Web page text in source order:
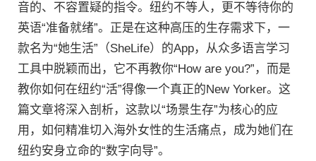
音的、不容置疑的指令。纽约不等人，更不等待你的
英语“准备就绪”。正是在这种高压的生存需求下，一
款名为“她生活”（SheLife）的App，从众多语言学习
工具中脱颖而出，它不再教你“How are you?”，而是
教你如何在纽约“活”得像一个真正的New Yorker。这
篇文章将深入剖析，这款以“场景生存”为核心的应
用，如何精准切入海外女性的生活痛点，成为她们在
纽约安身立命的“数字向导”。